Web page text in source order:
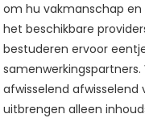
om hu vakmanschap
het beschikbare
bestuderen ervoor
afwisselend afwisselend
uitbrengen alleen